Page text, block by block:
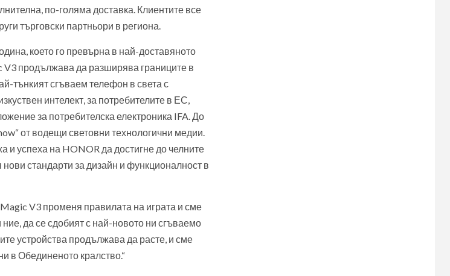
по-голяма доставка. Клиентите все
търговски партньори в региона.
което го превърна в най-доставяното
V3 продължава да разширява границите в
тънкият сгъваем телефон в света с
интелект, за потребителите в ЕС,
за потребителска електроника IFA. До
от водещи световни технологични медии.
и успеха на HONOR да достигне до челните
стандарти за дизайн и функционалност в
V3 променя правилата на играта и сме
да се сдобият с най-новото ни сгъваемо
устройства продължава да расте, и сме
в Обединеното кралство.“